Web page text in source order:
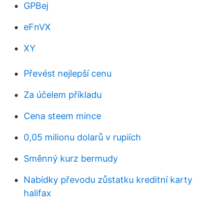
GPBej
eFnVX
XY
Převést nejlepší cenu
Za účelem příkladu
Cena steem mince
0,05 milionu dolarů v rupiích
Směnný kurz bermudy
Nabídky převodu zůstatku kreditní karty
halifax